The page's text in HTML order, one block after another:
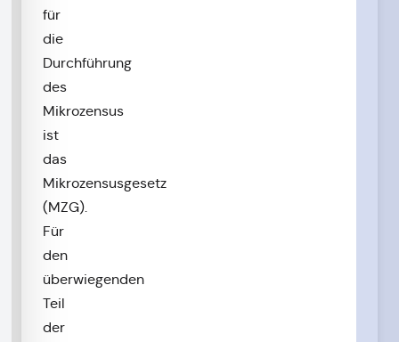
für
die
Durchführung
des
Mikrozensus
ist
das
Mikrozensusgesetz
(MZG).
Für
den
überwiegenden
Teil
der